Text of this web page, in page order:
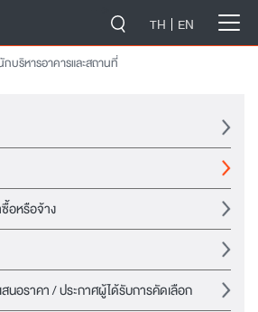
TH EN
กบริหารอาคารและสถานที่
อหรือจ้าง
นอราคา / ประกาศผู้ได้รับการคัดเลือก